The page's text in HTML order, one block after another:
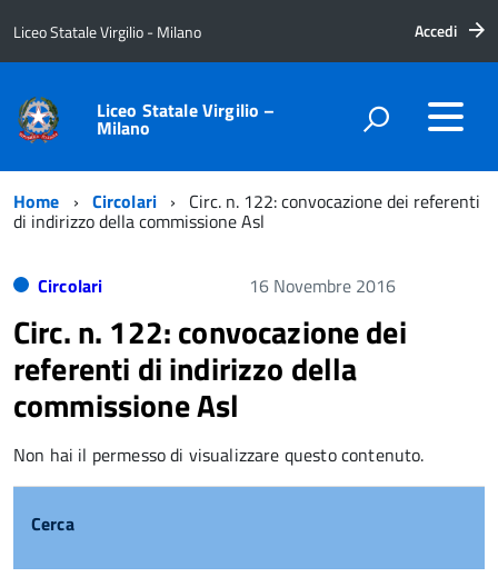
Liceo Statale Virgilio - Milano Accedi
Liceo Statale Virgilio –
Milano
Home Circolari Circ. n. 122: convocazione dei referenti
di indirizzo della commissione Asl
Circolari 16 Novembre 2016
Circ. n. 122: convocazione dei
referenti di indirizzo della
commissione Asl
Non hai il permesso di visualizzare questo contenuto.
Cerca